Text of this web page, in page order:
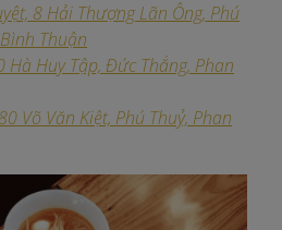
8 Hải Thượng Lãn Ông, Phú
Thuận
Hà Huy Tập, Đức Thắng, Phan
Võ Văn Kiệt, Phú Thuỷ, Phan